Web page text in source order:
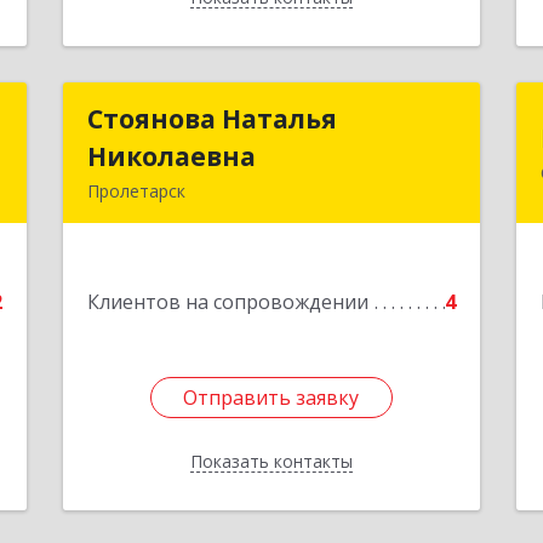
Стоянова Наталья
Николаевна
Пролетарск
Клиентов на сопровождении 4
Отправить заявку
Показать контакты
Стоянова Наталья
Отправить заявку
Назад